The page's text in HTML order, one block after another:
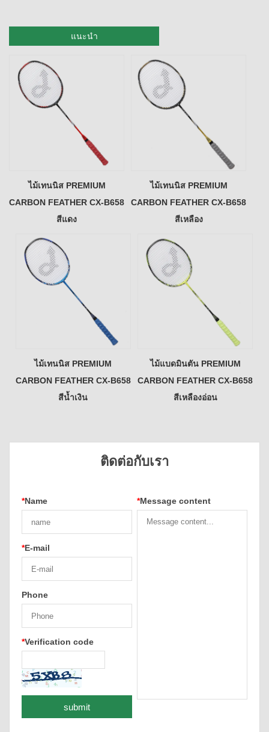
แนะนำ
ไม้เทนนิส PREMIUM
CARBON FEATHER CX-B658
สีแดง
ไม้เทนนิส PREMIUM
CARBON FEATHER CX-B658
สีเหลือง
ไม้เทนนิส PREMIUM
CARBON FEATHER CX-B658
สีน้ำเงิน
ไม้แบดมินตัน PREMIUM
CARBON FEATHER CX-B658
สีเหลืองอ่อน
ติดต่อกับเรา
*Name
*E-mail
Phone
*Verification code
*Message content